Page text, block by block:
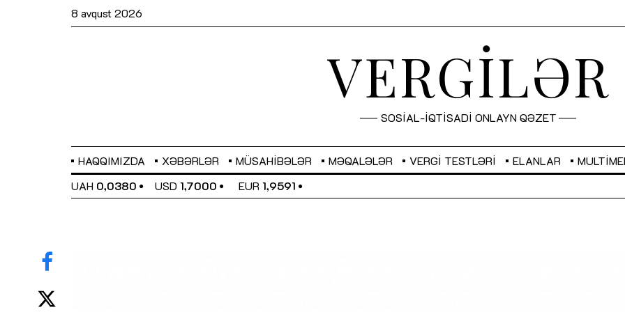
8 avqust 2026
VERGİLƏR
SOSİAL-İQTİSADİ ONLAYN QƏZET
HAQQIMIZDA XƏBƏRLƏR MÜSAHIBƏLƏR MƏQALƏLƏR VERGI TESTLƏRI ELANLAR
UAH 0,0380 USD 1,7000 EUR 1,9591